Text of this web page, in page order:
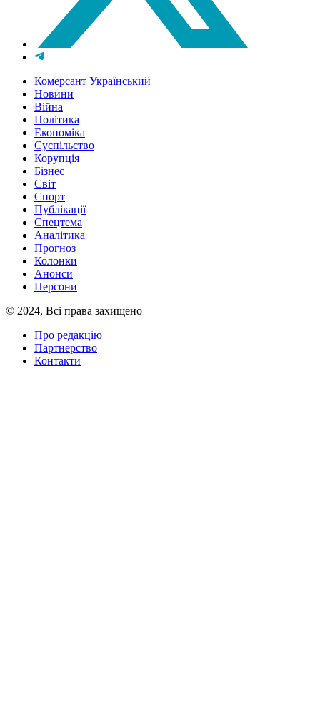
Комерсант Український
Новини
Війна
Політика
Економіка
Суспільство
Корупція
Бізнес
Світ
Спорт
Публікації
Спецтема
Аналітика
Прогноз
Колонки
Анонси
Персони
© 2024, Всі права захищено
Про редакцію
Партнерство
Контакти